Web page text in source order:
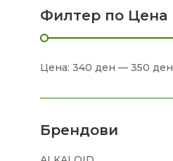
Филтер по Цена
Цена: 340 ден — 350 ден
Брендови